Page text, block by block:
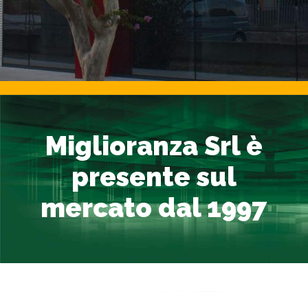
Miglioranza Srl è
presente sul
mercato dal 1997